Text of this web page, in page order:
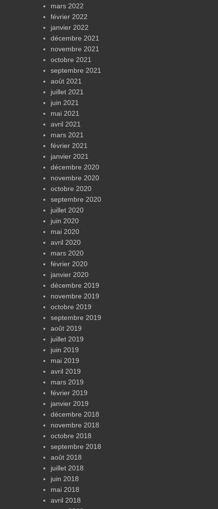
mars 2022
février 2022
janvier 2022
décembre 2021
novembre 2021
octobre 2021
septembre 2021
août 2021
juillet 2021
juin 2021
mai 2021
avril 2021
mars 2021
février 2021
janvier 2021
décembre 2020
novembre 2020
octobre 2020
septembre 2020
juillet 2020
juin 2020
mai 2020
avril 2020
mars 2020
février 2020
janvier 2020
décembre 2019
novembre 2019
octobre 2019
septembre 2019
août 2019
juillet 2019
juin 2019
mai 2019
avril 2019
mars 2019
février 2019
janvier 2019
décembre 2018
novembre 2018
octobre 2018
septembre 2018
août 2018
juillet 2018
juin 2018
mai 2018
avril 2018